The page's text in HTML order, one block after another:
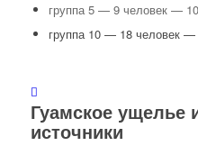
группа 5 — 9 человек —
группа 10 — 18 человек —
Гуамское ущелье
источники